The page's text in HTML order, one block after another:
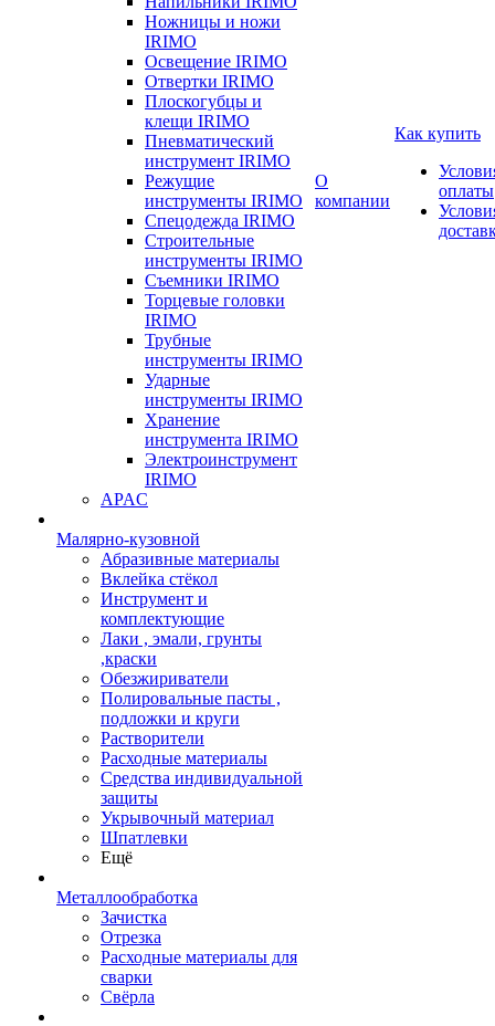
Ножницы и ножи
IRIMO
Освещение IRIMO
Отвертки IRIMO
Плоскогубцы и
клещи IRIMO
Пневматический
инструмент IRIMO
Режущие
инструменты IRIMO
Спецодежда IRIMO
Строительные
инструменты IRIMO
Съемники IRIMO
Торцевые головки
IRIMO
Трубные
инструменты IRIMO
Ударные
инструменты IRIMO
Хранение
инструмента IRIMO
Электроинструмент
IRIMO
APAC
Малярно-кузовной
Абразивные материалы
Вклейка стёкол
Инструмент и
комплектующие
Лаки , эмали, грунты
,краски
Обезжириватели
Полировальные пасты ,
подложки и круги
Растворители
Расходные материалы
Средства индивидуальной
защиты
Укрывочный материал
Шпатлевки
Ещё
Металлообработка
Зачистка
Отрезка
Расходные материалы для
сварки
Свёрла
О
компании
Как купить
оплаты